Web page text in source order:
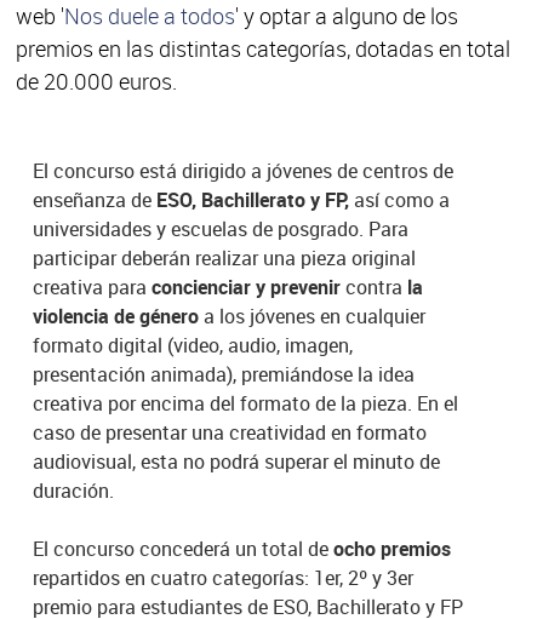
web 'Nos duele a todos' y optar a alguno de los
premios en las distintas categorías, dotadas en total
de 20.000 euros.
El concurso está dirigido a jóvenes de centros de
enseñanza de ESO, Bachillerato y FP,así como a
universidades y escuelas de posgrado. Para
participar deberán realizar una pieza original
creativa paraconcienciar y prevenircontra la
violencia de géneroa los jóvenes en cualquier
formato digital (video, audio, imagen,
presentación animada), premiándose la idea
creativa por encima del formato de la pieza. En el
caso de presentar una creatividad en formato
audiovisual, esta no podrá superar el minuto de
duración.
El concurso concederá un total deocho premios
repartidos en cuatro categorías: 1er, 2º y 3er
premio para estudiantes de ESO, Bachillerato y FP